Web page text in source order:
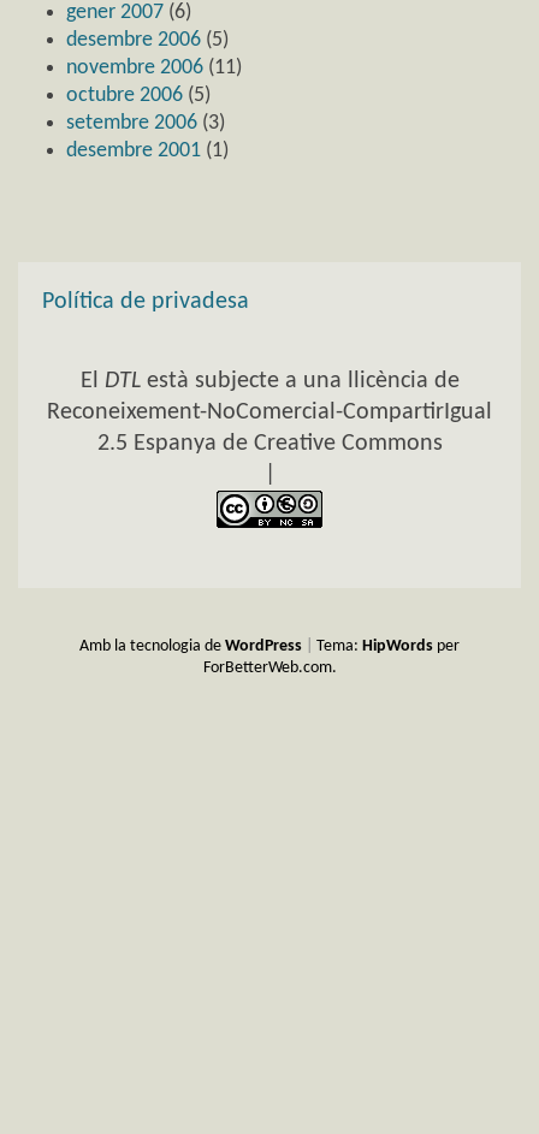
gener 2007 (6)
desembre 2006 (5)
novembre 2006 (11)
octubre 2006 (5)
setembre 2006 (3)
desembre 2001 (1)
Política de privadesa
El DTLestà subjecte a una llicència de
Reconeixement-NoComercial-CompartirIgual
2.5 Espanya de Creative Commons
Amb la tecnologia de WordPress Tema: HipWords per
ForBetterWeb.com.